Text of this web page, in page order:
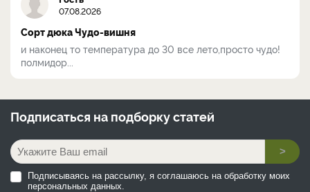
07.08.2026
Сорт дюка Чудо-вишня
и наконец то температура до 30 все лето,просто чудо!
полмидор...
Подписаться на подборку статей
>
Подписываясь на рассылку, я соглашаюсь на обработку моих
персональных данных.